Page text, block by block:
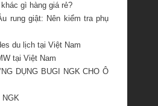
gì hàng giá rẻ?
rung giật: Nên kiểm tra phụ
du lịch tại Việt Nam
tại Việt Nam
DỤNG BUGI NGK CHO Ô
NGK